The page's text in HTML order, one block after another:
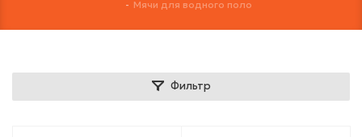
- Мячи для водного поло
Фильтр